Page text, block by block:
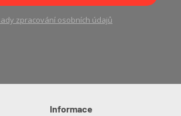
zpracování osobních údajů
Informace